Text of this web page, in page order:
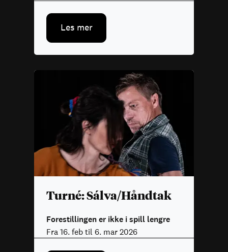
Les mer
Turné: Sálva/Håndtak
Forestillingen er ikke i spill lengre
Fra 16. feb til 6. mar 2026